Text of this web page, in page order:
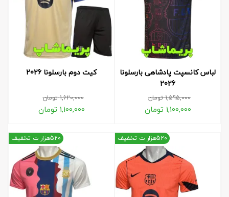
لباس کانسپت پادشاهی بارسلونا
2026
1,595,000تومان
1,100,000 تومان
کیت دوم بارسلونا 2026
1,620,000تومان
1,100,000 تومان
520هزار ت تخفیف 520هزار ت تخفیف